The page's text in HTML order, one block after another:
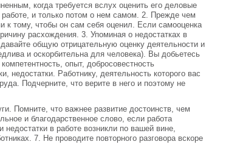
когда требуется вслух оценить его деловые
работе, и только потом о нем самом. 2. Прежде чем
к тому, чтобы он сам себя оценил. Если самооценка
расхождения. 3. Упоминая о недостатках в
общую отрицательную оценку деятельности и
и оскорбительна для человека). Вы добьетесь
опыт, добросовестность
недостатки. Работнику, деятельность которого вас
Подчерните, что верите в него и поэтому не
Помните, что важнее развитие достоинств, чем
и благодарственное слово, если работа
в работе возникли по вашей вине,
7. Не проводите повторного разговора вскоре